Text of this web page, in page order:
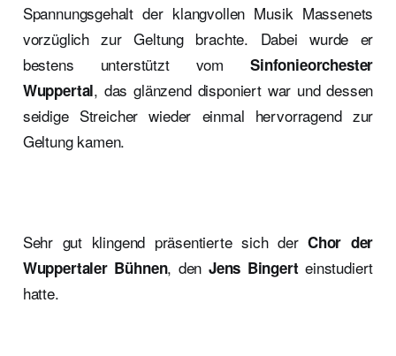
Spannungsgehalt der klangvollen Musik Massenets
vorzüglich zur Geltung brachte. Dabei wurde er
bestens unterstützt vomSinfonieorchester
Wuppertal, das glänzend disponiert war und dessen
seidige Streicher wieder einmal hervorragend zur
Geltung kamen.
Sehr gut klingend präsentierte sich der Chor der
Wuppertaler Bühnen, den Jens Bingerteinstudiert
hatte.